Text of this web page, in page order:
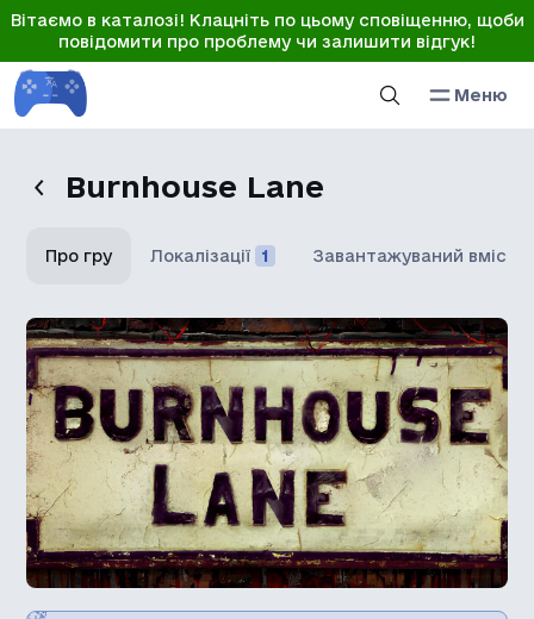
Вітаємо в каталозі! Клацніть по цьому сповіщенню, щоби
повідомити про проблему чи залишити відгук!
Меню
Burnhouse Lane
Про гру Локалізації 1 Завантажуваний вміст